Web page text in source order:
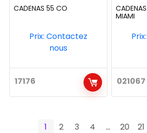
CADENAS 55 CO
17176
Prix: Contactez
nous
MIAMI
021067
1 2 3 4 … 20 21